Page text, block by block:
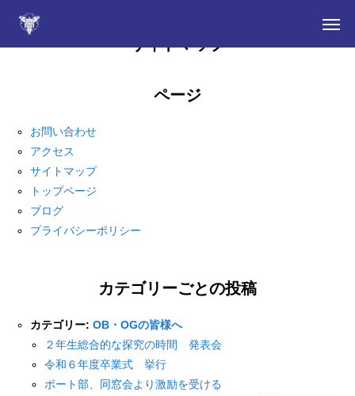
サイトマップ
ページ
お問い合わせ
アクセス
サイトマップ
トップページ
ブログ
プライバシーポリシー
カテゴリーごとの投稿
カテゴリー:OB・OGの皆様へ
２年生総合的な探究の時間 発表会
令和６年度卒業式 挙行
ボート部、同窓会より激励を受ける
学校案内
NEWS
部活動
卒業生の皆さん・同窓会